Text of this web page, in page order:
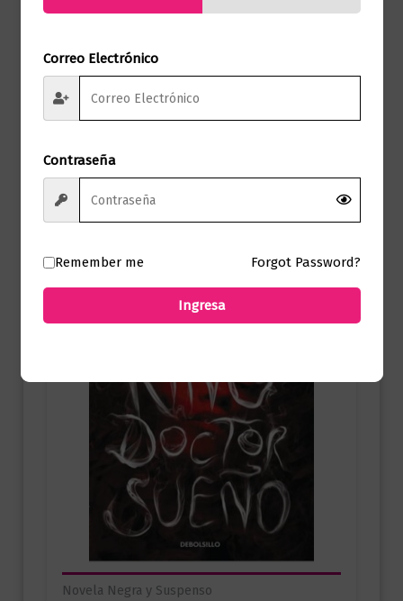
Novela Negra y Suspenso
Una escalera hacia el cielo
Novela Negra y Suspenso
Correo Electrónico
Contraseña
Remember me Forgot Password?
Ingresa